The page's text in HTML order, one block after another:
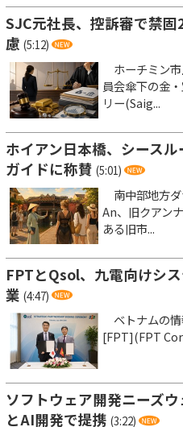
SJC元社長、控訴審で禁
慮 (5:12)
ホーチミン
員会傘下の金
リー(Saig...
ホイアン日本橋、シース
ガイドに称賛 (5:01)
南中部地方
An、旧クアン
ある旧市...
FPTとQsol、九電向けシ
業 (4:47)
ベトナムの
[FPT](FPT
ソフトウェア開発ニーズ
とAI開発で提携 (3:22)